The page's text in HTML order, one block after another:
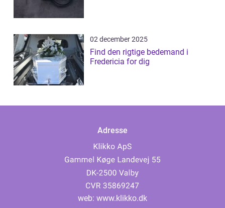
02 december 2025
Find den rigtige bedemand i
Fredericia for dig
Adresse
web: www.klikko.dk